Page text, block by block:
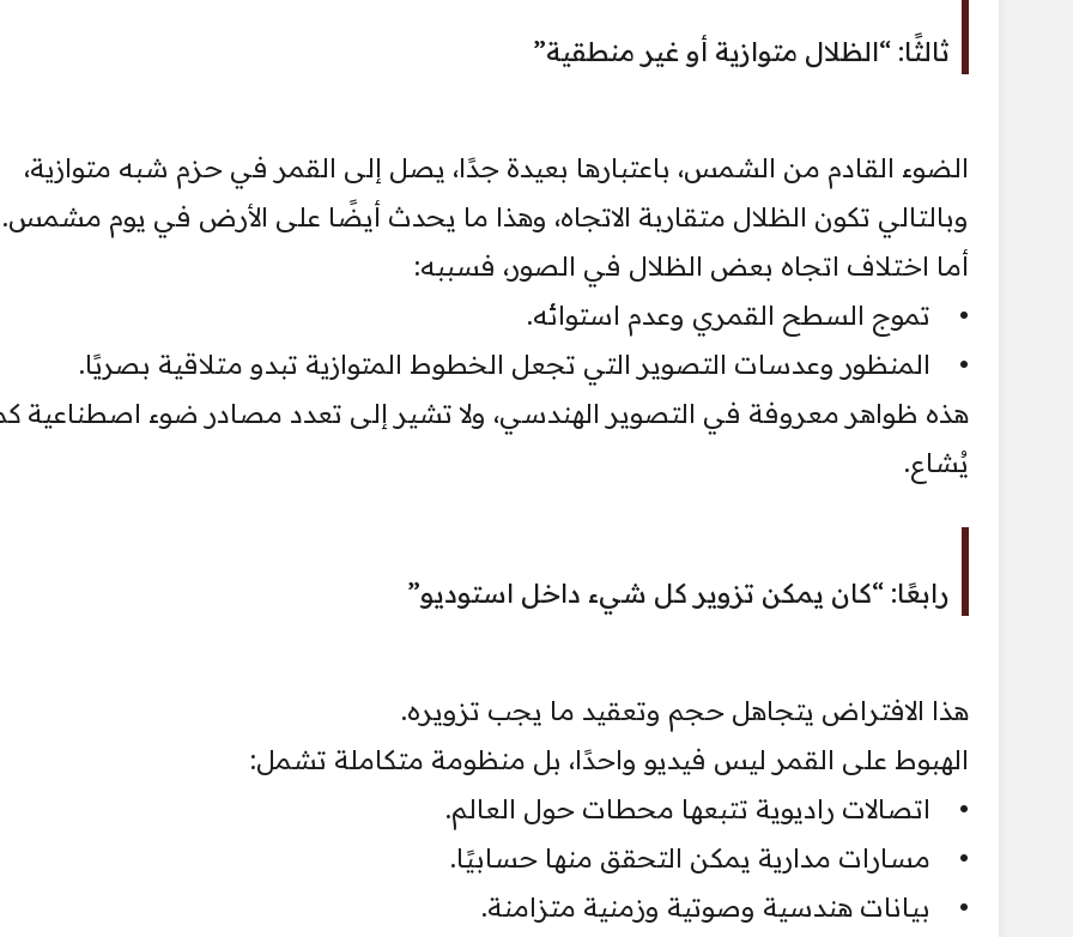
ثالثًا: “الظلال متوازية أو غير منطقية”
الضوء القادم من الشمس، باعتبارها بعيدة جدًا، يصل إلى القمر في حزم شبه متوازية،
وبالتالي تكون الظلال متقاربة الاتجاه، وهذا ما يحدث أيضًا على الأرض في يوم مشمس.
أما اختلاف اتجاه بعض الظلال في الصور، فسببه:
• تموج السطح القمري وعدم استوائه.
• المنظور وعدسات التصوير التي تجعل الخطوط المتوازية تبدو متلاقية بصريًا.
هذه ظواهر معروفة في التصوير الهندسي، ولا تشير إلى تعدد مصادر ضوء اصطناعية
يُشاع.
رابعًا: “كان يمكن تزوير كل شيء داخل استوديو”
هذا الافتراض يتجاهل حجم وتعقيد ما يجب تزويره.
الهبوط على القمر ليس فيديو واحدًا، بل منظومة متكاملة تشمل:
• اتصالات راديوية تتبعها محطات حول العالم.
• مسارات مدارية يمكن التحقق منها حسابيًا.
• بيانات هندسية وصوتية وزمنية متزامنة.